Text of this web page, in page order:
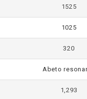
1525
1025
320
Abeto
1,293